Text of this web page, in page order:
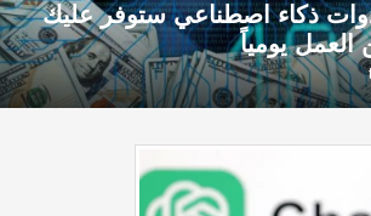
5 أدوات ذكاء اصطناعي ستوفر عليك
يومياً